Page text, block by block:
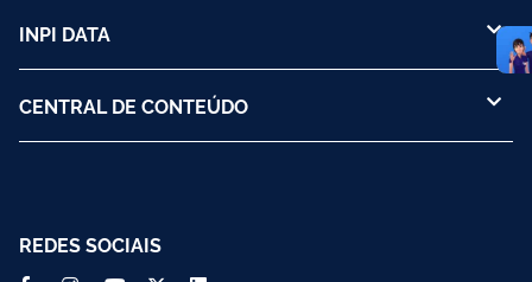
INPI DATA
CENTRAL DE CONTEÚDO
REDES SOCIAIS